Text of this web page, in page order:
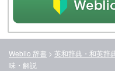
Weblio 辞書 > 英和辞典・和英辞
味・解説